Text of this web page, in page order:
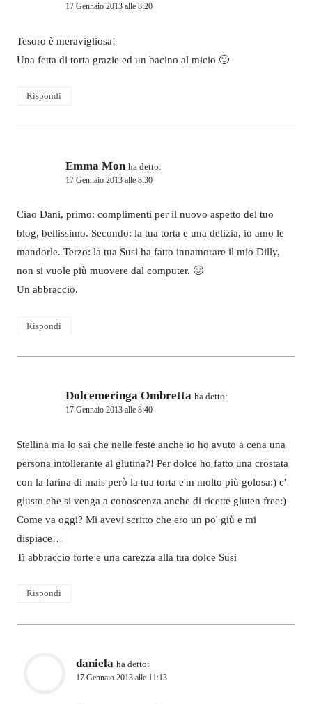
17 Gennaio 2013 alle 8:20
Tesoro è meravigliosa!
Una fetta di torta grazie ed un bacino al micio 🙂
Rispondi
Emma Mon ha detto:
17 Gennaio 2013 alle 8:30
Ciao Dani, primo: complimenti per il nuovo aspetto del tuo
blog, bellissimo. Secondo: la tua torta e una delizia, io amo le
mandorle. Terzo: la tua Susi ha fatto innamorare il mio Dilly,
non si vuole più muovere dal computer. 🙂
Un abbraccio.
Rispondi
Dolcemeringa Ombretta ha detto:
17 Gennaio 2013 alle 8:40
Stellina ma lo sai che nelle feste anche io ho avuto a cena una
persona intollerante al glutina?! Per dolce ho fatto una crostata
con la farina di mais però la tua torta e'm molto più golosa:) e'
giusto che si venga a conoscenza anche di ricette gluten free:)
Come va oggi? Mi avevi scritto che ero un po' giù e mi
dispiace…
Ti abbraccio forte e una carezza alla tua dolce Susi
Rispondi
daniela ha detto:
17 Gennaio 2013 alle 11:13